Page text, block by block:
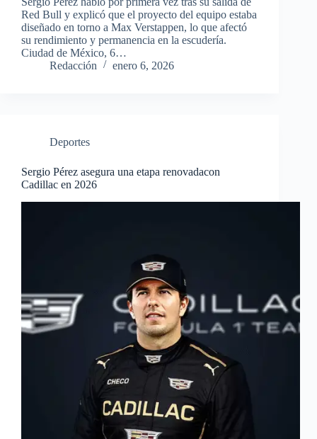
Red Bull y explicó que el proyecto del equipo estaba
diseñado en torno a Max Verstappen, lo que afectó
su rendimiento y permanencia en la escudería.
Ciudad de México, 6…
Redacción
enero 6, 2026
Deportes
Sergio Pérez asegura una etapa renovadacon
Cadillac en 2026